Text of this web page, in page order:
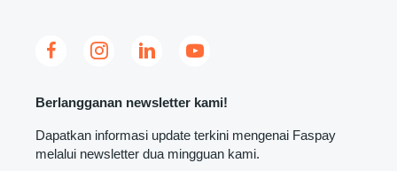
Berlangganan newsletter kami!
Dapatkan informasi update terkini mengenai Faspay
melalui newsletter dua mingguan kami.